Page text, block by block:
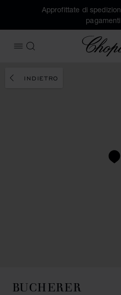
Approfittate di
APRIRE IL MENU
CERCA
INDIETRO
BUCHERER